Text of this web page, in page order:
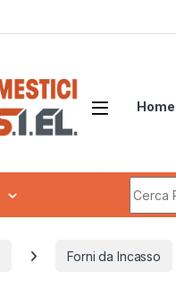
Home
Forni da Incasso